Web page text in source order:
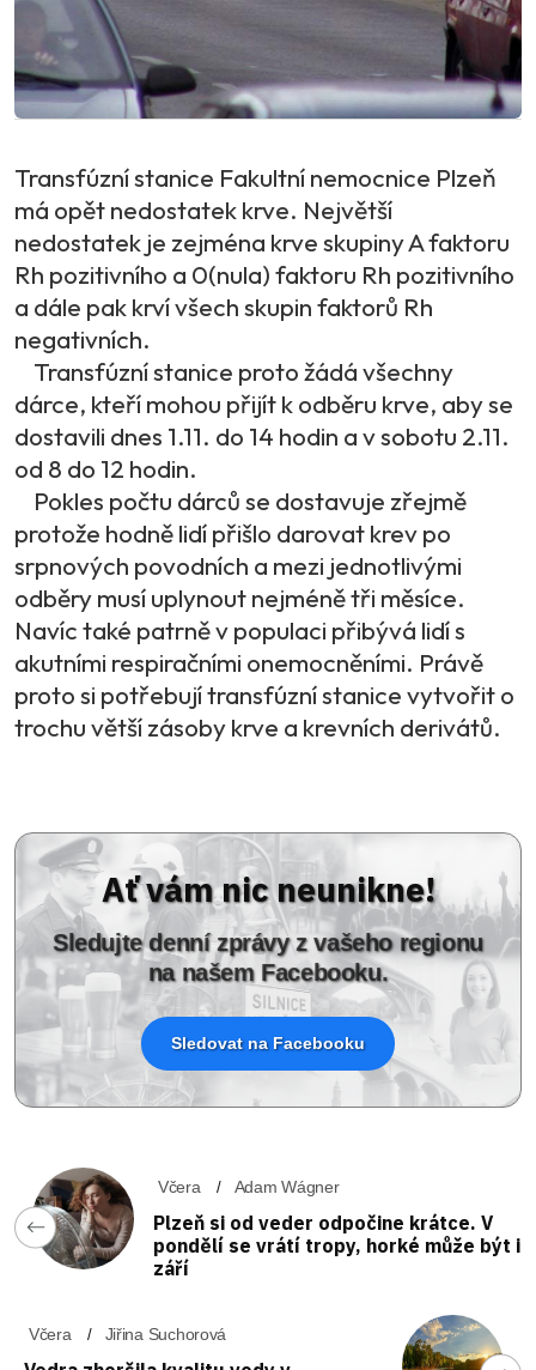
Transfúzní stanice Fakultní nemocnice Plzeň
má opět nedostatek krve. Největší
nedostatek je zejména krve skupiny A faktoru
Rh pozitivního a 0(nula) faktoru Rh pozitivního
a dále pak krví všech skupin faktorů Rh
negativních.
Transfúzní stanice proto žádá všechny
dárce, kteří mohou přijít k odběru krve, aby se
dostavili dnes 1.11. do 14 hodin a v sobotu 2.11.
od 8 do 12 hodin.
Pokles počtu dárců se dostavuje zřejmě
protože hodně lidí přišlo darovat krev po
srpnových povodních a mezi jednotlivými
odběry musí uplynout nejméně tři měsíce.
Navíc také patrně v populaci přibývá lidí s
akutními respiračními onemocněními. Právě
proto si potřebují transfúzní stanice vytvořit o
trochu větší zásoby krve a krevních derivátů.
Ať vám nic neunikne!
Sledujte denní zprávy z vašeho regionu
na našem Facebooku.
Sledovat na Facebooku
Včera Adam Wágner
Plzeň si od veder odpočine krátce. V
pondělí se vrátí tropy, horké může být i
září
Včera Jiřina Suchorová